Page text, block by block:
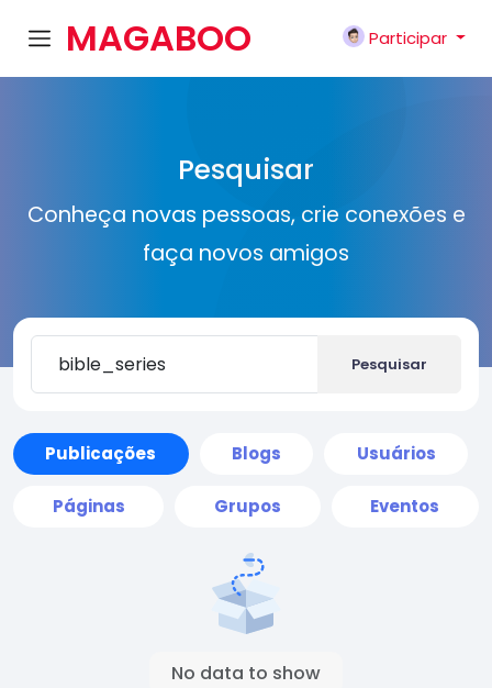
MAGABOO
Participar
Pesquisar
Conheça novas pessoas, crie conexões e
faça novos amigos
Pesquisar
Publicações Blogs Usuários
Páginas Grupos Eventos
No data to show